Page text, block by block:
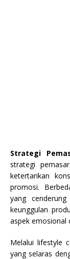
Strategi
strategi
ketertarikan
promosi.
yang
keunggulan
aspek emosional
Melalui lifestyle
yang selaras